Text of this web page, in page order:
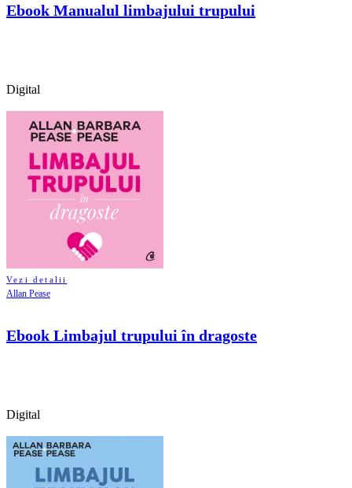
Ebook Manualul limbajului trupului
Digital
Vezi detalii
Allan Pease
Ebook Limbajul trupului în dragoste
Digital